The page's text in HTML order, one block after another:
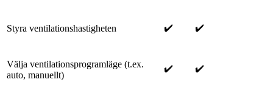
Styra ventilationshastigheten ✔️ ✔️
Välja ventilationsprogramläge (t.ex.
auto, manuellt)
✔️ ✔️